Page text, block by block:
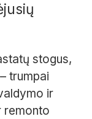
stogus,
trumpai
ir
remonto